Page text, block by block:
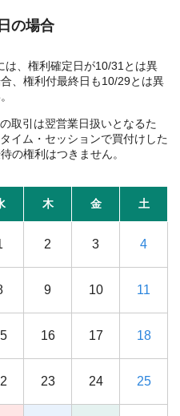
の場合
は、権利確定日が10/31とは異
、権利付最終日も10/29とは異
取引は翌営業日扱いとなるた
イム・セッションで買付けした
の権利はつきません。
木 金 土
2 3 4
9 10 11
16 17 18
23 24 25